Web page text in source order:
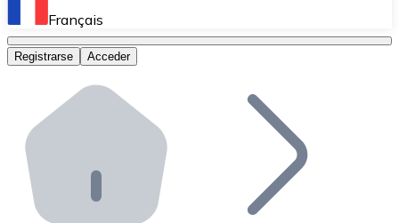
Bitnovo OTC
Bitnovo ATM
Integra un ATM Bitnovo en tu negocio y permite que
Bitnovo API
Integra nuestra API en tu ecosistema.
Français
Registrarse Acceder